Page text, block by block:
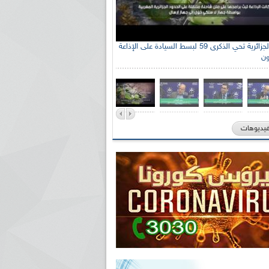
الإذاعة الجزائرية تحي الذكرى 59 لبسط السيادة على الإذاعة